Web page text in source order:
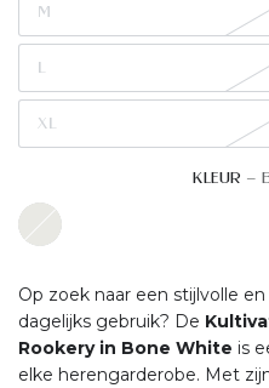
M
L
XL
KLEUR –
Op zoek naar een stijlvolle
dagelijks gebruik? De
Rookery in Bone White is
elke herengarderobe. Met